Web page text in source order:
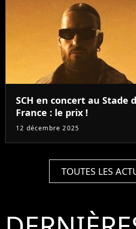
SCH en concert au Stade
France : le prix !
12 décembre 2025
TOUTES LES